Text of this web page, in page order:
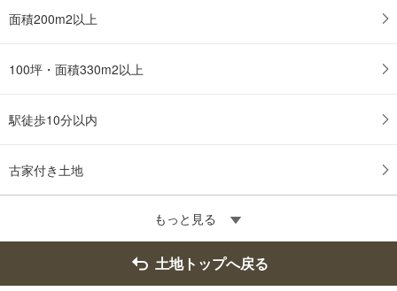
面積200m2以上
100坪・面積330m2以上
駅徒歩10分以内
古家付き土地
もっと見る
土地トップへ戻る